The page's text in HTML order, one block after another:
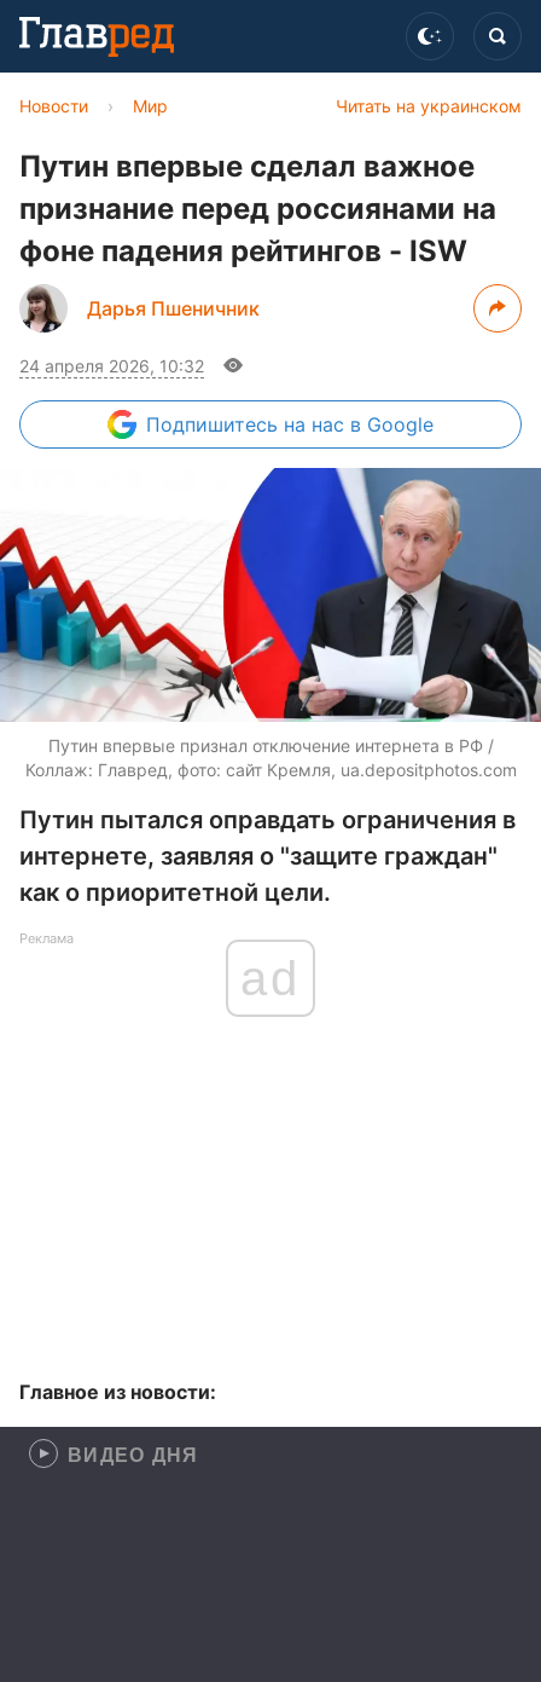
Читать на украинском
Новости › Мир
Путин впервые сделал важное
признание перед россиянами на
фоне падения рейтингов - ISW
Дарья Пшеничник
24 апреля 2026, 10:32
Подпишитесь на нас в Google
Путин впервые признал отключение интернета в РФ /
Коллаж: Главред, фото: сайт Кремля, ua.depositphotos.com
Путин пытался оправдать ограничения в
интернете, заявляя о "защите граждан"
как о приоритетной цели.
Реклама
ad
Главное из новости:
ВИДЕО ДНЯ